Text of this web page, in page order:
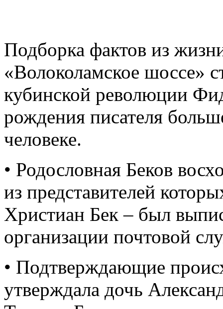
Подборка фактов из
«Волоколамское шоссе»
кубинской революции
рождения писателя
человеке.
• Родословная Беков
из представителей
Христиан Бек – был
организации почтовой
• Подтверждающие
утверждала дочь